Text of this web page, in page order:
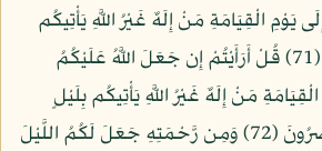
يَوْمِ الْقِيَامَةِ مَنْ إِلَهٌ غَيْرُ اللَّهِ يَأْتِيكُم
بِضِيَاء أَفَلَا تَسْمَعُونَ (71) قُلْ أَرَأَيْتُمْ إِن جَعَلَ اللَّهُ عَلَيْكُمُ
مَنْ إِلَهٌ غَيْرُ اللَّهِ يَأْتِيكُم بِلَيْلٍ
تَسْكُنُونَ فِيهِ أَفَلَا تُبْصِرُونَ (72) وَمِن رَّحْمَتِهِ جَعَلَ لَكُمُ اللَّيْلَ